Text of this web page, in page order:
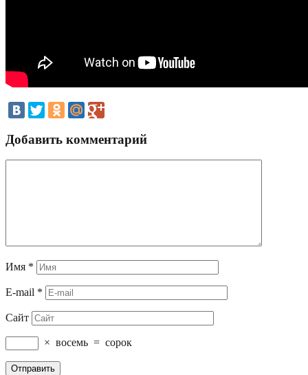
Добавить комментарий
Имя *
E-mail *
Сайт
× восемь = сорок